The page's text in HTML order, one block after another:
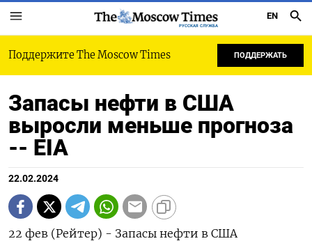
РУССКАЯ СЛУЖБА
EN
Поддержите The Moscow Times ПОДДЕРЖАТЬ
Запасы нефти в США
выросли меньше прогноза
-- EIA
22.02.2024
22 фев (Рейтер) - Запасы нефти в США